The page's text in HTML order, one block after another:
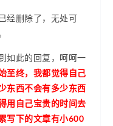
经删除了，无处可
如此的回复，呵呵一
至终，我都觉得自己
东西不会有多少东西
用自己宝贵的时间去
写下的文章有小600